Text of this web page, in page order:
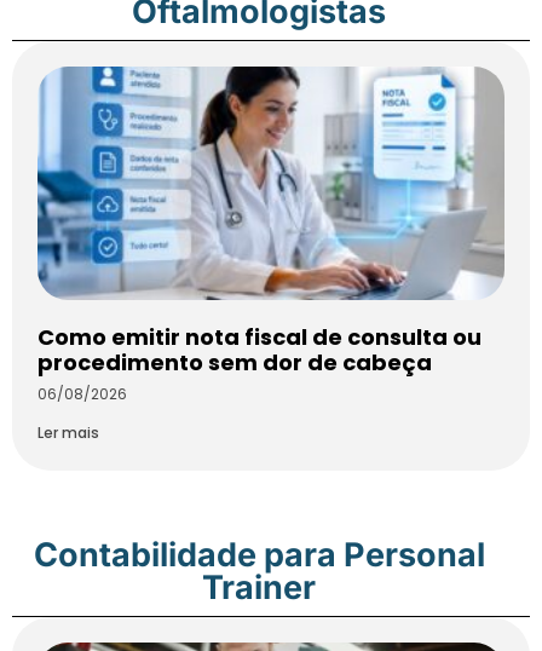
Oftalmologistas
Como emitir nota fiscal de consulta ou
procedimento sem dor de cabeça
06/08/2026
Ler mais
Contabilidade para Personal
Trainer